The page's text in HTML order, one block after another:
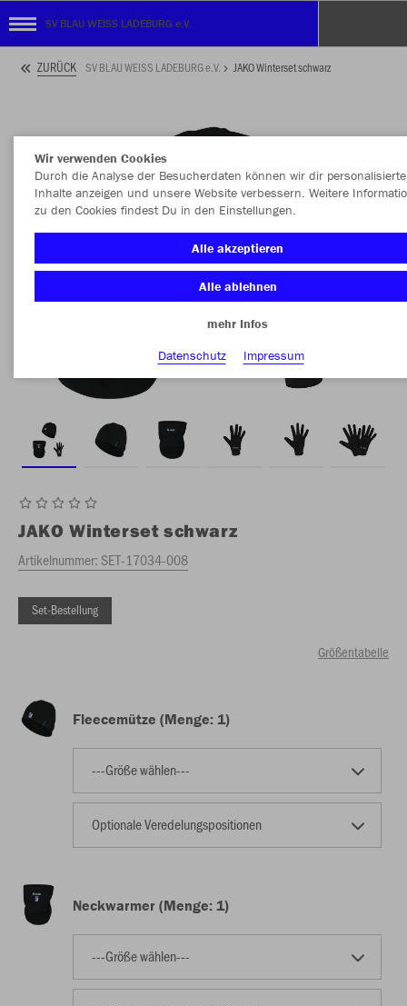
SV BLAU WEISS LADEBURG e.V.
ZURÜCK SV BLAU WEISS LADEBURG e.V. JAKO Winterset schwarz
JAKO Winterset schwarz
Artikelnummer:SET-17034-008
Set-Bestellung
Größentabelle
Fleecemütze (Menge: 1)
---Größe wählen---
Optionale Veredelungspositionen
Neckwarmer (Menge: 1)
---Größe wählen---
Wir verwenden Cookies
Durch die Analyse der Besucherdaten können wir dir personalisierte
Inhalte anzeigen und unsere Website verbessern. Weitere
zu den Cookies findest Du in den Einstellungen.
Alle akzeptieren
Alle ablehnen
mehr Infos
Datenschutz
Impressum